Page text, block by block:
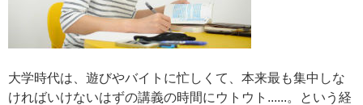
大学時代は、遊びやバイトに忙しくて、本来最も集中しな
ければいけないはずの講義の時間にウトウト......。という経